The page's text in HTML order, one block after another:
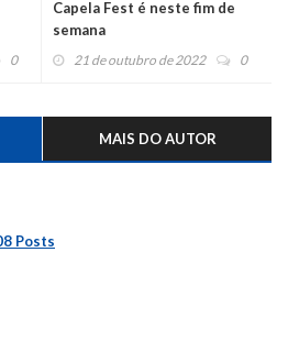
0
Capela Fest é neste fim de
semana
21 de outubro de 2022 0
MAIS DO AUTOR
Posts